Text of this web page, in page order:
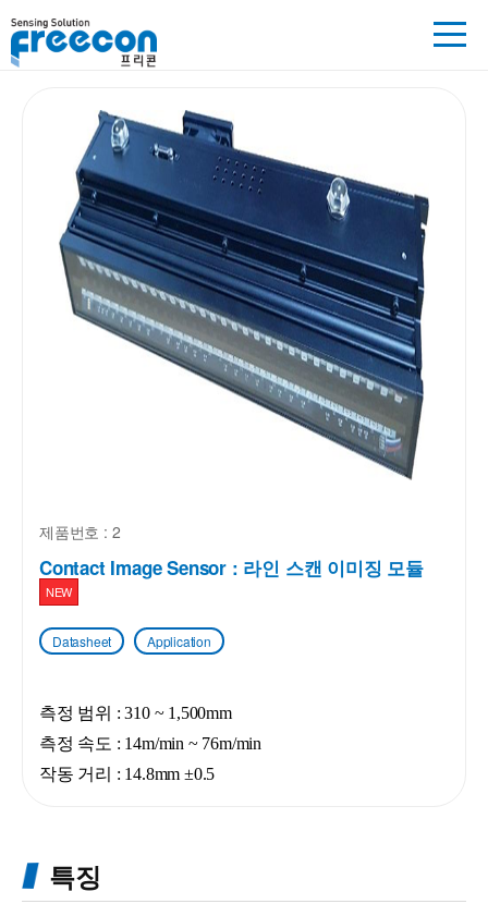
제품번호 : 2
Contact Image Sensor : 라인 스캔 이미징 모듈
NEW
Datasheet Application
측정 범위 : 310 ~ 1,500mm
측정 속도 : 14m/min ~ 76m/min
작동 거리 : 14.8mm ±0.5
특징